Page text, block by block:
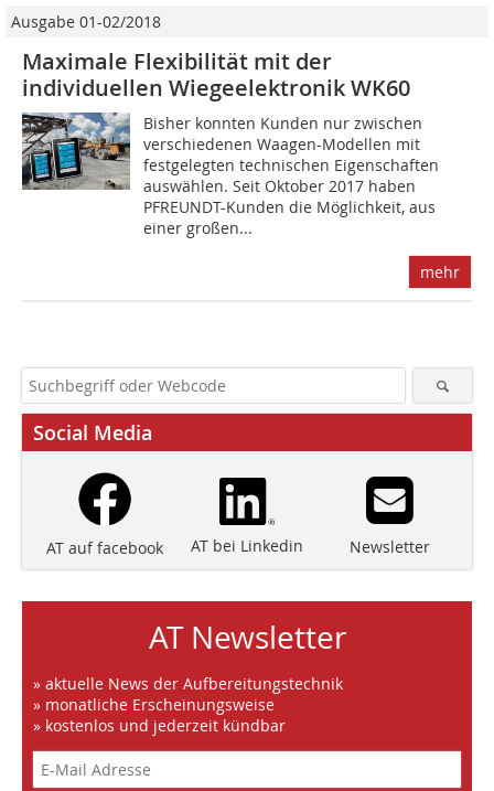
Ausgabe 01-02/2018
Maximale Flexibilität mit der
individuellen Wiegeelektronik WK60
Bisher konnten Kunden nur zwischen
verschiedenen Waagen-Modellen mit
festgelegten technischen Eigenschaften
auswählen. Seit Oktober 2017 haben
PFREUNDT-Kunden die Möglichkeit, aus
einer großen...
mehr
Social Media
AT auf facebook AT bei Linkedin Newsletter
AT Newsletter
» aktuelle News der Aufbereitungstechnik
» monatliche Erscheinungsweise
» kostenlos und jederzeit kündbar